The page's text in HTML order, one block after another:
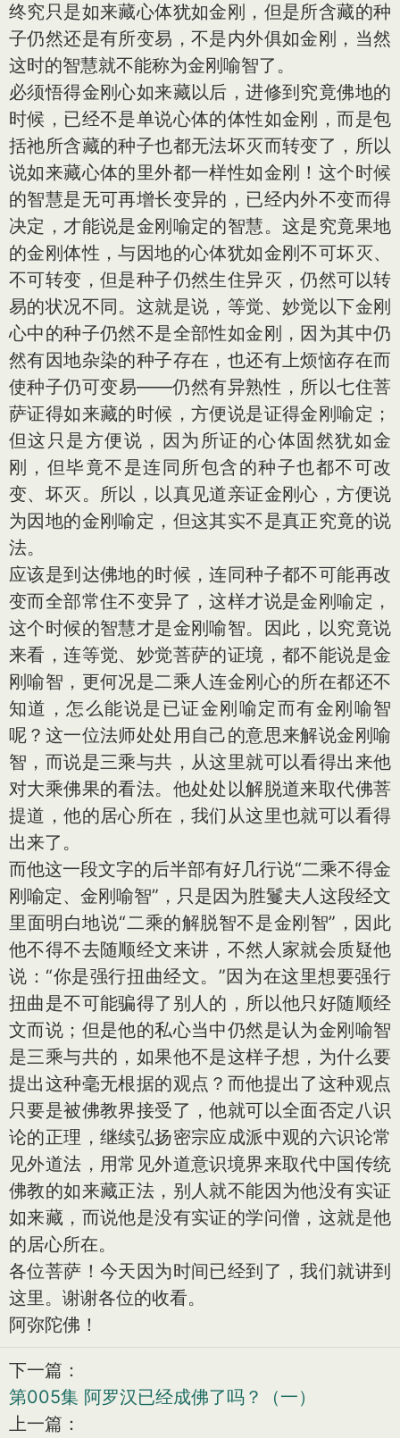
终究只是如来藏心体犹如金刚，但是所含藏的种
子仍然还是有所变易，不是内外俱如金刚，当然
这时的智慧就不能称为金刚喻智了。
必须悟得金刚心如来藏以后，进修到究竟佛地的
时候，已经不是单说心体的体性如金刚，而是包
括祂所含藏的种子也都无法坏灭而转变了，所以
说如来藏心体的里外都一样性如金刚！这个时候
的智慧是无可再增长变异的，已经内外不变而得
决定，才能说是金刚喻定的智慧。这是究竟果地
的金刚体性，与因地的心体犹如金刚不可坏灭、
不可转变，但是种子仍然生住异灭，仍然可以转
易的状况不同。这就是说，等觉、妙觉以下金刚
心中的种子仍然不是全部性如金刚，因为其中仍
然有因地杂染的种子存在，也还有上烦恼存在而
使种子仍可变易——仍然有异熟性，所以七住菩
萨证得如来藏的时候，方便说是证得金刚喻定；
但这只是方便说，因为所证的心体固然犹如金
刚，但毕竟不是连同所包含的种子也都不可改
变、坏灭。所以，以真见道亲证金刚心，方便说
为因地的金刚喻定，但这其实不是真正究竟的说
法。
应该是到达佛地的时候，连同种子都不可能再改
变而全部常住不变异了，这样才说是金刚喻定，
这个时候的智慧才是金刚喻智。因此，以究竟说
来看，连等觉、妙觉菩萨的证境，都不能说是金
刚喻智，更何况是二乘人连金刚心的所在都还不
知道，怎么能说是已证金刚喻定而有金刚喻智
呢？这一位法师处处用自己的意思来解说金刚喻
智，而说是三乘与共，从这里就可以看得出来他
对大乘佛果的看法。他处处以解脱道来取代佛菩
提道，他的居心所在，我们从这里也就可以看得
出来了。
而他这一段文字的后半部有好几行说“二乘不得金
刚喻定、金刚喻智”，只是因为胜鬘夫人这段经文
里面明白地说“二乘的解脱智不是金刚智”，因此
他不得不去随顺经文来讲，不然人家就会质疑他
说：“你是强行扭曲经文。”因为在这里想要强行
扭曲是不可能骗得了别人的，所以他只好随顺经
文而说；但是他的私心当中仍然是认为金刚喻智
是三乘与共的，如果他不是这样子想，为什么要
提出这种毫无根据的观点？而他提出了这种观点
只要是被佛教界接受了，他就可以全面否定八识
论的正理，继续弘扬密宗应成派中观的六识论常
见外道法，用常见外道意识境界来取代中国传统
佛教的如来藏正法，别人就不能因为他没有实证
如来藏，而说他是没有实证的学问僧，这就是他
的居心所在。
各位菩萨！今天因为时间已经到了，我们就讲到
这里。谢谢各位的收看。
阿弥陀佛！
下一篇：
第005集 阿罗汉已经成佛了吗？（一）
上一篇：